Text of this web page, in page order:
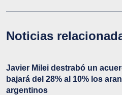
Noticias
Javier Milei destrabó un
bajará del 28% al 10% los
argentinos